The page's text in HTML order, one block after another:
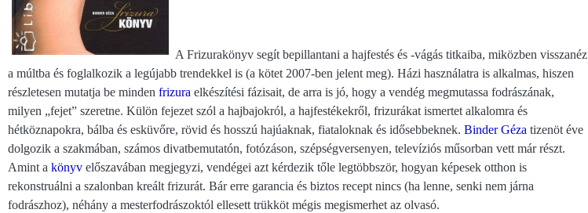
A Frizurakönyv segít bepillantani a hajfestés és -vágás titkaiba, miközben visszanéz
a múltba és foglalkozik a legújabb trendekkel is (a kötet 2007-ben jelent meg). Házi használatra is alkalmas, hiszen
részletesen mutatja be minden frizura elkészítési fázisait, de arra is jó, hogy a vendég megmutassa fodrászának,
milyen „fejet” szeretne. Külön fejezet szól a hajbajokról, a hajfestékekről, frizurákat ismertet alkalomra és
hétköznapokra, bálba és esküvőre, rövid és hosszú hajúaknak, fiataloknak és idősebbeknek. Binder Géza tizenöt éve
dolgozik a szakmában, számos divatbemutatón, fotózáson, szépségversenyen, televíziós műsorban vett már részt.
Amint a könyv előszavában megjegyzi, vendégei azt kérdezik tőle legtöbbször, hogyan képesek otthon is
rekonstruálni a szalonban kreált frizurát. Bár erre garancia és biztos recept nincs (ha lenne, senki nem járna
fodrászhoz), néhány a mesterfodrászoktól ellesett trükköt mégis megismerhet az olvasó.